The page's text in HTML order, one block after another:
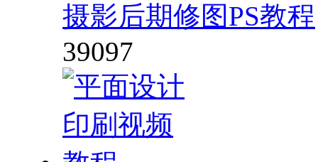
摄影后期修图PS教程
39097